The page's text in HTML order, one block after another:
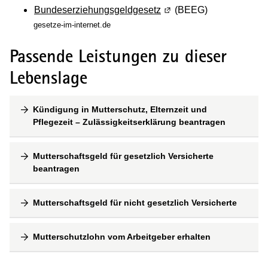
Bundeserziehungsgeldgesetz (Wird in einem neuen
(BEEG)
gesetze-im-internet.de
Passende Leistungen zu dieser
Lebenslage
Kündigung in Mutterschutz, Elternzeit und
Pflegezeit – Zulässigkeitserklärung beantragen
Mutterschaftsgeld für gesetzlich Versicherte
beantragen
Mutterschaftsgeld für nicht gesetzlich Versicherte
Mutterschutzlohn vom Arbeitgeber erhalten